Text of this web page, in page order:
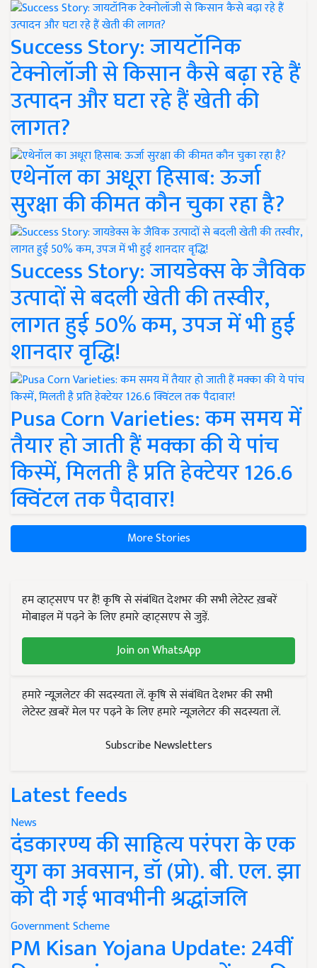
Success Story: जायटॉनिक
टेक्नोलॉजी से किसान कैसे बढ़ा रहे हैं
उत्पादन और घटा रहे हैं खेती की
लागत?
एथेनॉल का अधूरा हिसाब: ऊर्जा
सुरक्षा की कीमत कौन चुका रहा है?
Success Story: जायडेक्स के जैविक
उत्पादों से बदली खेती की तस्वीर,
लागत हुई 50% कम, उपज में भी हुई
शानदार वृद्धि!
Pusa Corn Varieties: कम समय में
तैयार हो जाती हैं मक्का की ये पांच
किस्में, मिलती है प्रति हेक्टेयर 126.6
क्विंटल तक पैदावार!
More Stories
हम व्हाट्सएप पर हैं! कृषि से संबंधित देशभर की सभी लेटेस्ट ख़बरें
मोबाइल में पढ़ने के लिए हमारे व्हाट्सएप से जुड़ें.
Join on WhatsApp
हमारे न्यूज़लेटर की सदस्यता लें. कृषि से संबंधित देशभर की सभी
लेटेस्ट ख़बरें मेल पर पढ़ने के लिए हमारे न्यूज़लेटर की सदस्यता लें.
Subscribe Newsletters
Latest feeds
News
दंडकारण्य की साहित्य परंपरा के एक
युग का अवसान, डॉ (प्रो). बी. एल. झा
को दी गई भावभीनी श्रद्धांजलि
Government Scheme
PM Kisan Yojana Update: 24वीं